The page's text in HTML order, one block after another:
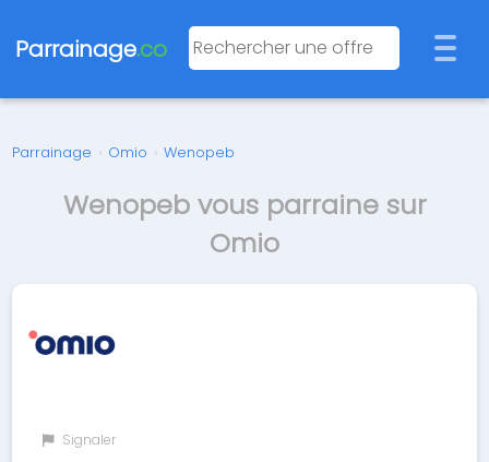
Parrainage.co
Parrainage › Omio › Wenopeb
Wenopeb vous parraine sur
Omio
Signaler